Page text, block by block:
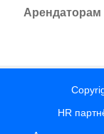
Арендаторам
HR